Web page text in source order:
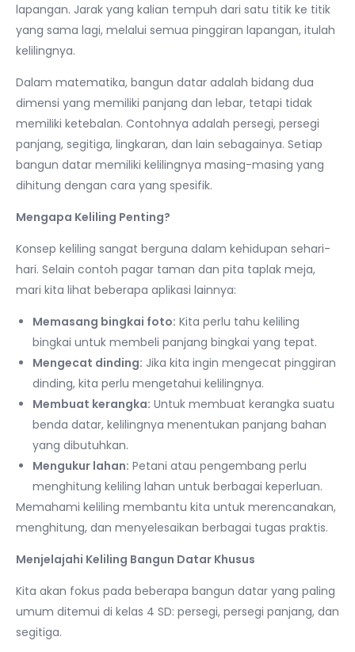
lapangan. Jarak yang kalian tempuh dari satu titik ke titik
yang sama lagi, melalui semua pinggiran lapangan, itulah
kelilingnya.
Dalam matematika, bangun datar adalah bidang dua
dimensi yang memiliki panjang dan lebar, tetapi tidak
memiliki ketebalan. Contohnya adalah persegi, persegi
panjang, segitiga, lingkaran, dan lain sebagainya. Setiap
bangun datar memiliki kelilingnya masing-masing yang
dihitung dengan cara yang spesifik.
Mengapa Keliling Penting?
Konsep keliling sangat berguna dalam kehidupan sehari-
hari. Selain contoh pagar taman dan pita taplak meja,
mari kita lihat beberapa aplikasi lainnya:
Memasang bingkai foto: Kita perlu tahu keliling
bingkai untuk membeli panjang bingkai yang tepat.
Mengecat dinding: Jika kita ingin mengecat pinggiran
dinding, kita perlu mengetahui kelilingnya.
Membuat kerangka: Untuk membuat kerangka suatu
benda datar, kelilingnya menentukan panjang bahan
yang dibutuhkan.
Mengukur lahan: Petani atau pengembang perlu
menghitung keliling lahan untuk berbagai keperluan.
Memahami keliling membantu kita untuk merencanakan,
menghitung, dan menyelesaikan berbagai tugas praktis.
Menjelajahi Keliling Bangun Datar Khusus
Kita akan fokus pada beberapa bangun datar yang paling
umum ditemui di kelas 4 SD: persegi, persegi panjang, dan
segitiga.